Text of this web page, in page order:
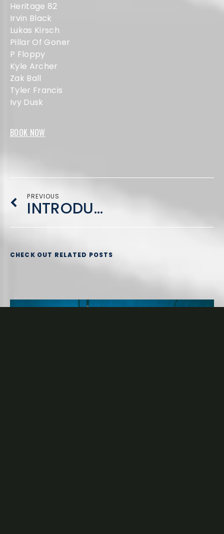
Heritage 82
Irvin Black
Lukas Kirsch
Pillar Of Goner
P Floppy
Kyle Archer
Zak Ball
Tyler Francis
Ivy Dusk
BOOK NOW
PREVIOUS
INTRODUCING EDMB CAMP VILLAGE
CHECK OUT RELATED POSTS